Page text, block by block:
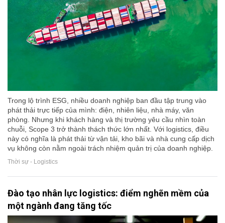
Trong lộ trình ESG, nhiều doanh nghiệp ban đầu tập trung vào
phát thải trực tiếp của mình: điện, nhiên liệu, nhà máy, văn
phòng. Nhưng khi khách hàng và thị trường yêu cầu nhìn toàn
chuỗi, Scope 3 trở thành thách thức lớn nhất. Với logistics, điều
này có nghĩa là phát thải từ vận tải, kho bãi và nhà cung cấp dịch
vụ không còn nằm ngoài trách nhiệm quản trị của doanh nghiệp.
Thời sự - Logistics
Đào tạo nhân lực logistics: điểm nghẽn mềm của
một ngành đang tăng tốc